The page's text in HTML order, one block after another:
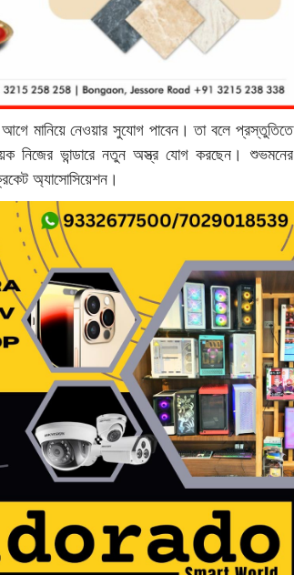
আগে মানিয়ে নেওয়ার সুযোগ পাবেন। তা বলে প্রস্তুতিতে
নিজের ভান্ডারে নতুন অস্ত্র যোগ করছেন। শুভমনের
অ্যাসোসিয়েশন।